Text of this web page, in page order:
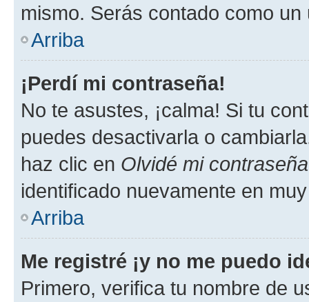
mismo. Serás contado como un
Arriba
¡Perdí mi contraseña!
No te asustes, ¡calma! Si tu
puedes desactivarla o
haz clic en Olvidé mi contraseña
identificado nuevamente en
Arriba
Me registré ¡y no me puedo
Primero, verifica tu nombre de